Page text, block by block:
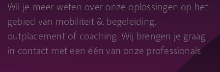
Wil je meer weten over onze oplossingen op het
gebied van mobiliteit & begeleiding,
outplacement of coaching. Wij brengen je graag
in contact met een één van onze professionals.